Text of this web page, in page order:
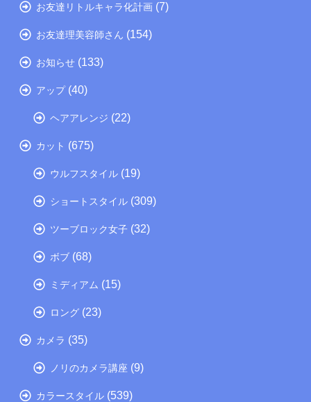
お友達リトルキャラ化計画 (7)
お友達理美容師さん (154)
お知らせ (133)
アップ(40)
ヘアアレンジ (22)
カット (675)
ウルフスタイル (19)
ショートスタイル (309)
ツーブロック女子 (32)
ボブ (68)
ミディアム (15)
ロング (23)
カメラ (35)
ノリのカメラ講座 (9)
カラースタイル (539)